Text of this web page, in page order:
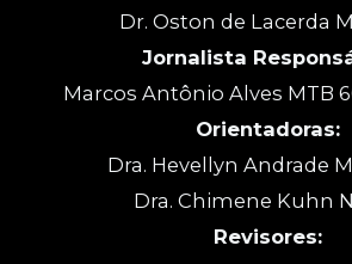
Dr. Oston de Lacerda
Jornalista
Marcos Antônio Alves MTB
Orientadoras:
Dra. Hevellyn Andrade
Dra. Chimene Kuhn
Revisores: